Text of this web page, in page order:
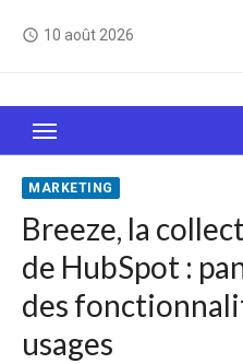
access_time 10 août 2026
Le Web, c'est comme
sait jamais sur
MARKETING
Breeze, la
de HubSpot :
des
usages